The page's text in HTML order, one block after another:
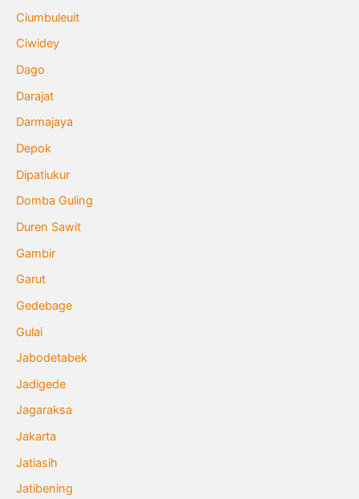
Ciumbuleuit
Ciwidey
Dago
Darajat
Darmajaya
Depok
Dipatiukur
Domba Guling
Duren Sawit
Gambir
Garut
Gedebage
Gulai
Jabodetabek
Jadigede
Jagaraksa
Jakarta
Jatiasih
Jatibening